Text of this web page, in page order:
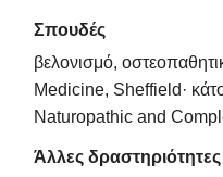
Σπουδές
βελονισμό,
Medicine, Sheffield·
Naturopathic and
Άλλες δραστηριότητες